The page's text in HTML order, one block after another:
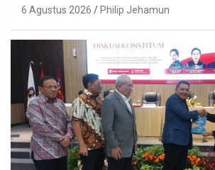
6 Agustus 2026 Philip Jehamun